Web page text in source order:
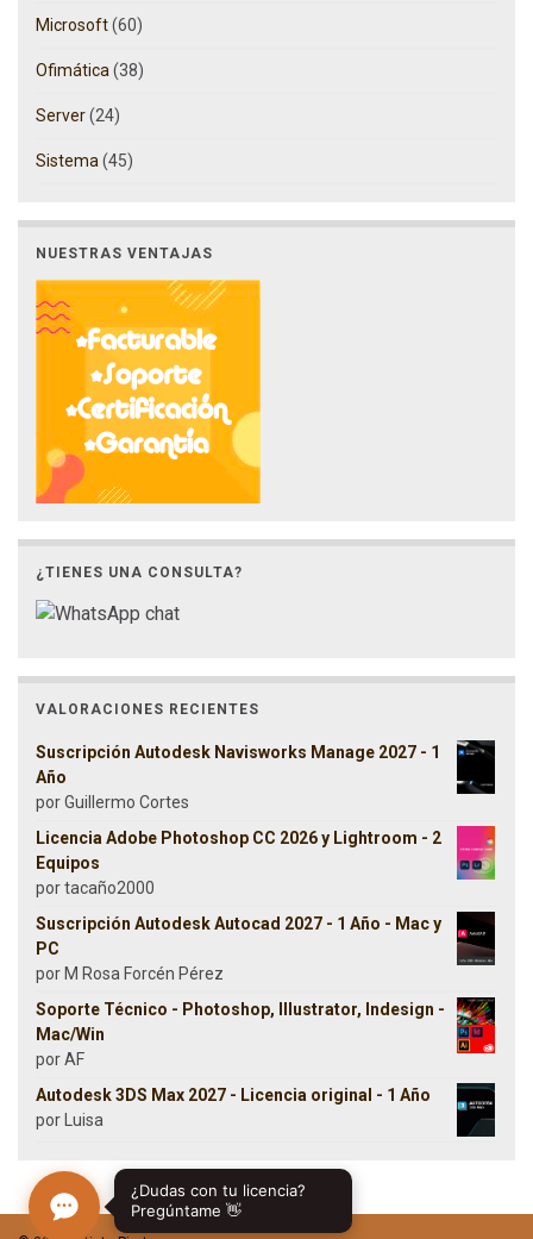
Microsoft(60)
Ofimática (38)
Server(24)
Sistema (45)
NUESTRAS VENTAJAS
¿TIENES UNA CONSULTA?
VALORACIONES RECIENTES
Suscripción Autodesk Navisworks Manage 2027 - 1
Año
por Guillermo Cortes
Licencia Adobe Photoshop CC 2026 y Lightroom - 2
Equipos
por tacaño2000
Suscripción Autodesk Autocad 2027 - 1 Año - Mac y
PC
por M Rosa Forcén Pérez
Soporte Técnico - Photoshop, Illustrator, Indesign -
Mac/Win
por AF
Autodesk 3DS Max 2027 - Licencia original - 1 Año
por Luisa
¿Dudas con tu licencia?
Pregúntame 👋